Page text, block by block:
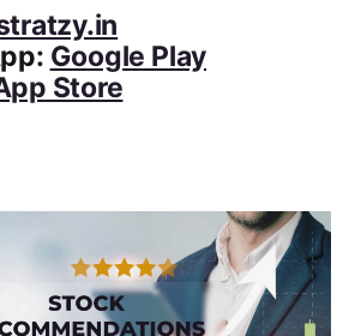
Google Play
Store